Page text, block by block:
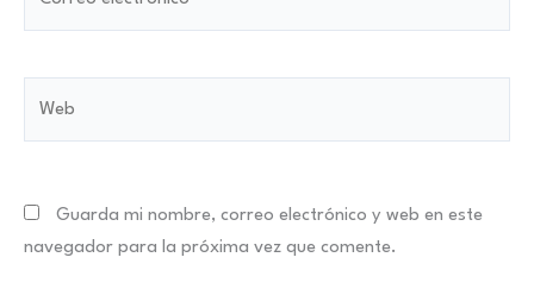
Guarda mi nombre, correo electrónico y web en este
navegador para la próxima vez que comente.